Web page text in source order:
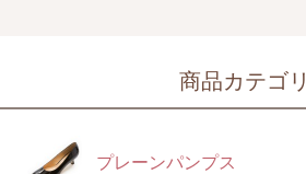
商品カテゴリ
プレーンパンプス